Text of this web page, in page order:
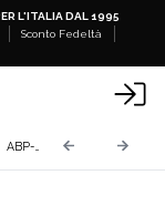
L'ITALIA DAL 1995
Sconto Fedeltà